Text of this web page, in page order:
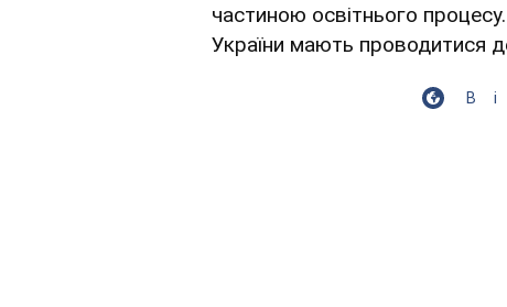
частиною освітнього
України мають проводитися